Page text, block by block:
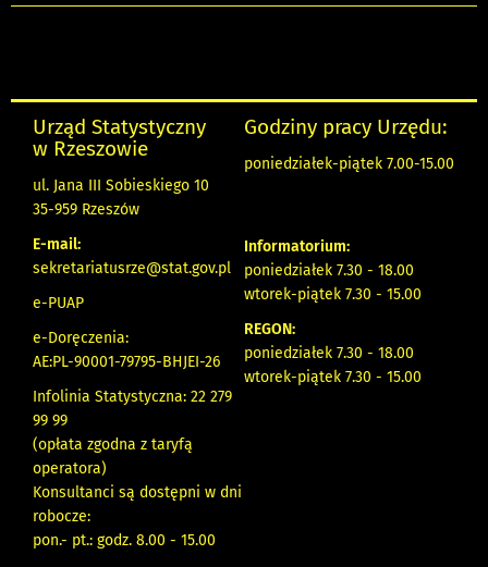
Urząd Statystyczny
w Rzeszowie
ul. Jana III Sobieskiego 10
35-959 Rzeszów
E-mail:
sekretariatusrze@stat.gov.pl
e-PUAP
e-Doręczenia:
AE:PL-90001-79795-BHJEI-26
Infolinia Statystyczna: 22 279
99 99
(opłata zgodna z taryfą
operatora)
Konsultanci są dostępni w dni
robocze:
pon.- pt.: godz. 8.00 - 15.00
Godziny pracy Urzędu:
poniedziałek-piątek 7.00-15.00
Informatorium:
poniedziałek 7.30 - 18.00
wtorek-piątek 7.30 - 15.00
REGON:
poniedziałek 7.30 - 18.00
wtorek-piątek 7.30 - 15.00